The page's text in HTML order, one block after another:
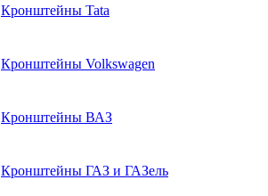
Кронштейны Tata
Кронштейны Volkswagen
Кронштейны ВАЗ
Кронштейны ГАЗ и ГАЗель